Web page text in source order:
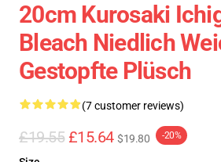
20cm Kurosaki
Bleach Niedlich
Gestopfte Plüsch
(7 customer reviews)
£19.55 £15.64 $19.80 -20%